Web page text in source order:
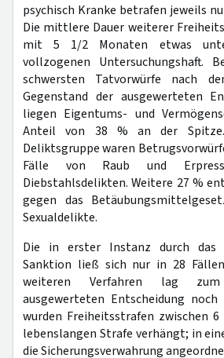
psychisch Kranke betrafen jeweils
Die mittlere Dauer weiterer
mit 5 1/2 Monaten etwas
vollzogenen Untersuchungshaft.
schwersten Tatvorwürfe nach
Gegenstand der ausgewerteten
liegen Eigentums- und
Anteil von 38 % an der
Deliktsgruppe waren
Fälle von Raub und
Diebstahlsdelikten. Weitere 27 %
gegen das
Sexualdelikte.
Die in erster Instanz durch das
Sanktion ließ sich nur in 28
weiteren Verfahren lag
ausgewerteten Entscheidung
wurden Freiheitsstrafen zwischen
lebenslangen Strafe verhängt; in
die Sicherungsverwahrung